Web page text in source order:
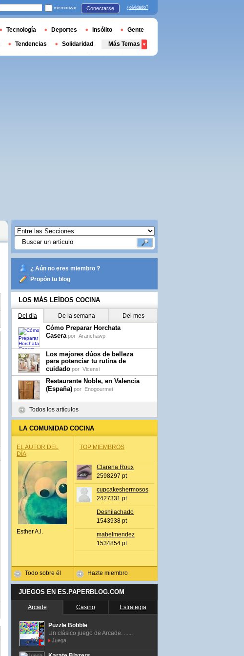
¿ Aún no eres miembro ?
Propón tu blog
LOS MÁS LEÍDOS COCINA
Del día De la semana Del mes
Cómo Preparar Horchata
Casera por Aranchawp
Los mejores dúos de belleza
para potenciar tu rutina de
cuidado por Vicensi
Restaurante Noble, en Valencia
(España) por Enogourmet
Todos los artículos
LA COMUNIDAD COCINA
EL AUTOR DEL
DÍA
Esther A.l.
Todo sobre él
TOP MIEMBROS
Clarena Roux
2598297 pt
cupcakeshermosos
2427331 pt
Deshilachado
1543938 pt
mabelmendez
1534854 pt
Hazte miembro
JUEGOS EN ES.PAPERBLOG.COM
Arcade Casino Estrategia
Puzzle Bobble
Un clásico juego de Arcade. ......
Juega
memorizar Conectarse ¿olvidado?
Tecnología Deportes Insólito Gente
Tendencias Solidaridad Más Temas